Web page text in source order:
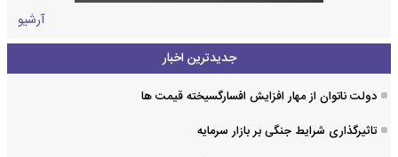
آرشیو
جدیدترین اخبار
دولت ناتوان از مهار افزایش افسارگسیخته قیمت ها
تاثیرگذاری شرایط جنگی بر بازار سرمایه